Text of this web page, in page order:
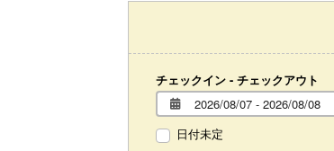
チェックイン - チェックアウト
日付未定